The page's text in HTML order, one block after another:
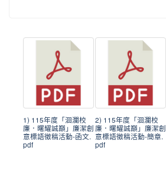
1) 115年度「洄瀾校
廉．曙耀誠巔」廉潔創
意標語徵稿活動-函文.
pdf
2) 115年度「洄瀾校
廉．曙耀誠巔」廉潔創
意標語徵稿活動-簡章.
pdf